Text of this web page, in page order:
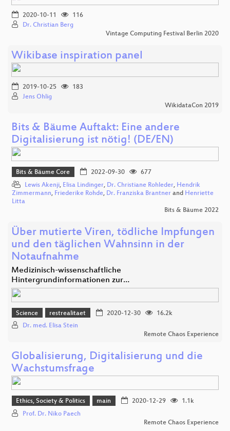
2020-10-11
116
Dr. Christian Berg
Vintage Computing Festival Berlin 2020
Wikibase inspiration panel
2019-10-25
183
Jens Ohlig
WikidataCon 2019
Bits & Bäume Auftakt: Eine andere
Digitalisierung ist nötig! (DE/EN)
Bits & Bäume Core 2022-09-30
677
Lewis Akenji, Elisa Lindinger, Dr. Christiane Rohleder, Hendrik
Zimmermann, Friederike Rohde, Dr. Franziska Brantner and Henriette
Litta
Bits & Bäume 2022
Über mutierte Viren, tödliche Impfungen
und den täglichen Wahnsinn in der
Notaufnahme
Medizinisch-wissenschaftliche
Hintergrundinformationen zur…
Science restrealitaet 2020-12-30
16.2k
Dr. med. Elisa Stein
Remote Chaos Experience
Globalisierung, Digitalisierung und die
Wachstumsfrage
Ethics, Society & Politics main 2020-12-29
1.1k
Prof. Dr. Niko Paech
Remote Chaos Experience